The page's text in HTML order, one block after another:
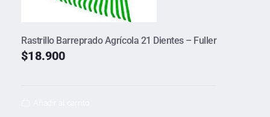
Rastrillo Barreprado Agrícola 21 Dientes – Fuller
$18.900